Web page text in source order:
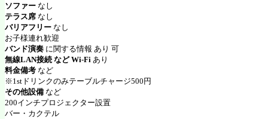
ソファー なし
テラス席 なし
バリアフリー なし
お子様連れ歓迎
バンド演奏 に関する情報 あり 可
無線LAN接続 など Wi-Fi あり
料金備考 など
※1stドリンクのみテーブルチャージ500円
その他設備 など
200インチプロジェクター設置
バー・カクテル